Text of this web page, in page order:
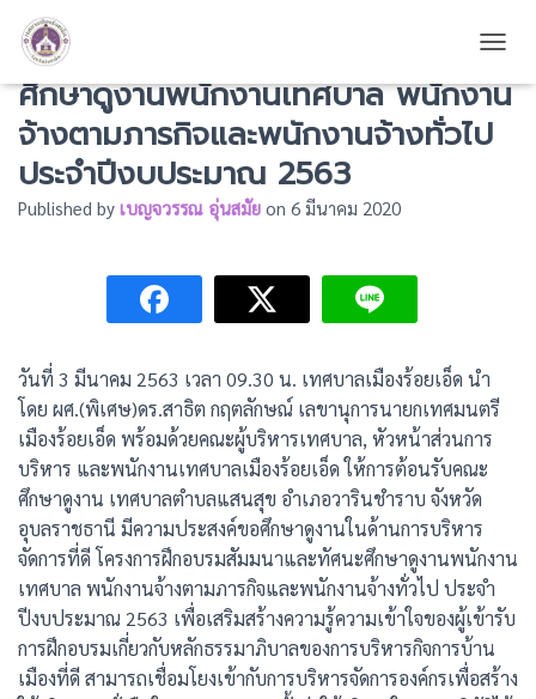
โครงการฝึกอบรมสัมมนาและทัศนะ
ศึกษาดูงานพนักงานเทศบาล พนักงาน
จ้างตามภารกิจและพนักงานจ้างทั่วไป
ประจำปีงบประมาณ 2563
Published by เบญจวรรณ อุ่นสมัย on 6 มีนาคม 2020
วันที่ 3 มีนาคม 2563 เวลา 09.30 น. เทศบาลเมืองร้อยเอ็ด นำ
โดย ผศ.(พิเศษ)ดร.สาธิต กฤตลักษณ์ เลขานุการนายกเทศมนตรี
เมืองร้อยเอ็ด พร้อมด้วยคณะผู้บริหารเทศบาล, หัวหน้าส่วนการ
บริหาร และพนักงานเทศบาลเมืองร้อยเอ็ด ให้การต้อนรับคณะ
ศึกษาดูงาน เทศบาลตำบลแสนสุข อำเภอวารินชำราบ จังหวัด
อุบลราชธานี มีความประสงค์ขอศึกษาดูงานในด้านการบริหาร
จัดการที่ดี โครงการฝึกอบรมสัมมนาและทัศนะศึกษาดูงานพนักงาน
เทศบาล พนักงานจ้างตามภารกิจและพนักงานจ้างทั่วไป ประจำ
ปีงบประมาณ 2563 เพื่อเสริมสร้างความรู้ความเข้าใจของผู้เข้ารับ
การฝึกอบรมเกี่ยวกับหลักธรรมาภิบาลของการบริหารกิจการบ้าน
เมืองที่ดี สามารถเชื่อมโยงเข้ากับการบริหารจัดการองค์กรเพื่อสร้าง